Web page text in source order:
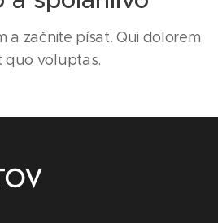
a začnite písať. Qui dolorem
quo voluptas.